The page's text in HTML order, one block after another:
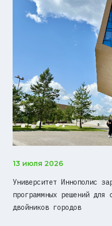
13 июля 2026
Университет Иннополис
программных решений для
двойников городов